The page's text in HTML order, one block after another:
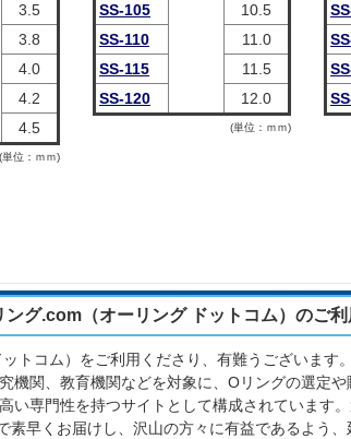
(単位：ｍｍ)
3.5
3.8
4.0
4.2
4.5 (単位：ｍｍ)
SS-105
10.5
SS-110
11.0
SS-115
11.5
SS-120
12.0
ング.com（オーリング ドットコム）のご利
トコム）をご利用くださり、有難うございます
機関、教育機関などを対象に、Oリングの選定や
い専門性を持つサイトとして構成されています
素早くお届けし、沢山の方々に有益であるよう、